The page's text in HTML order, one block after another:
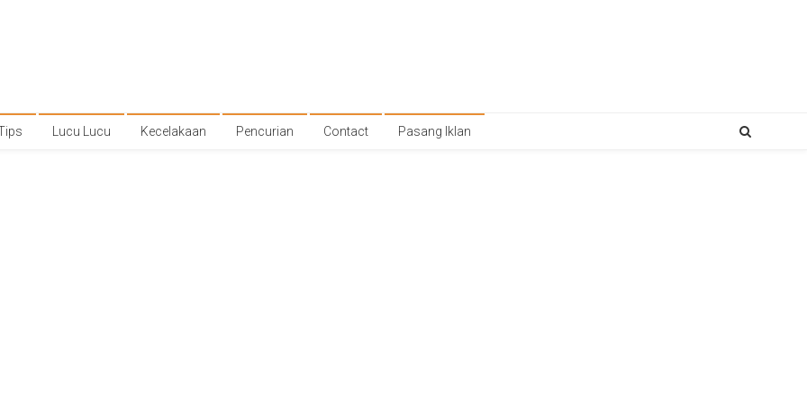
Lucu Lucu Kecelakaan Pencurian Contact Pasang Iklan